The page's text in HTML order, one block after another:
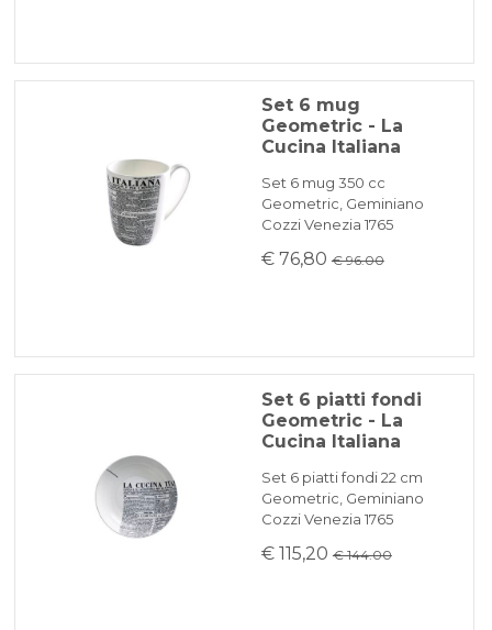
Set 6 mug
Geometric - La
Cucina Italiana
Set 6 mug 350 cc
Geometric, Geminiano
Cozzi Venezia 1765
€ 76,80 € 96.00
Set 6 piatti fondi
Geometric - La
Cucina Italiana
Set 6 piatti fondi 22 cm
Geometric, Geminiano
Cozzi Venezia 1765
€ 115,20 € 144.00